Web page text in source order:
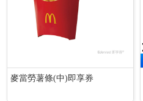
麥當勞薯條(中)即享券